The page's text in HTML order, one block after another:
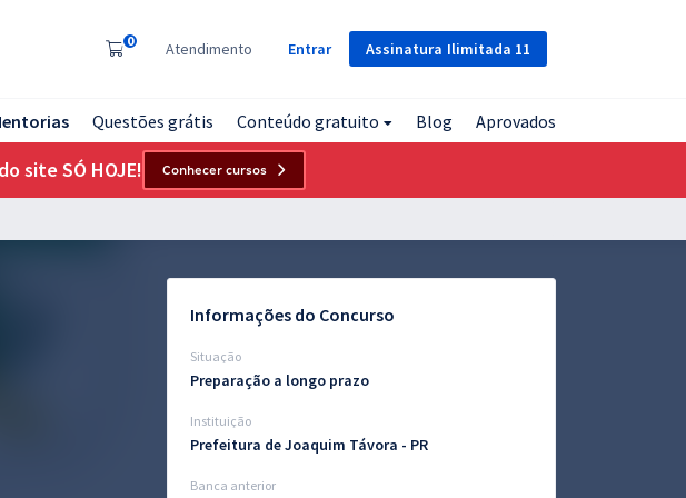
Assinatura Ilimitada 11
0 Atendimento Entrar
Questões grátis Conteúdo gratuito Blog Aprovados
site SÓ HOJE! Conhecer cursos
Informações do Concurso
Situação
Preparação a longo prazo
Instituição
Prefeitura de Joaquim Távora - PR
Banca anterior